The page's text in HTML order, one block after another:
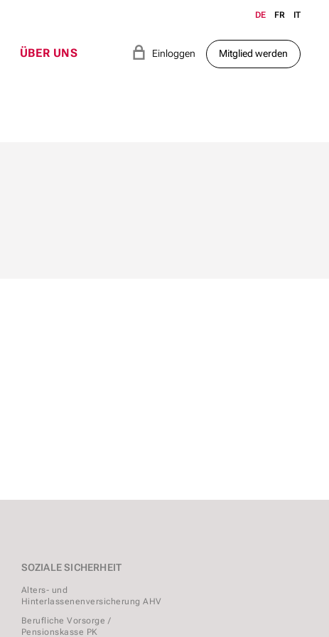
ÜBER UNS
DE FR IT
e Einloggen Mitglied werden
SOZIALE SICHERHEIT
Alters- und
Hinterlassenenversicherung AHV
Berufliche Vorsorge /
Pensionskasse PK